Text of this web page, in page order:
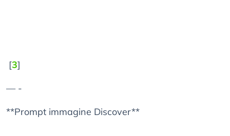
[3]
— -
**Prompt immagine Discover**